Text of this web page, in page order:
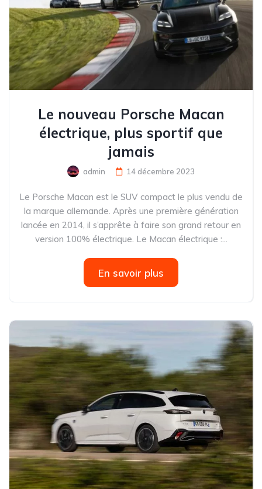
Le nouveau Porsche Macan
électrique, plus sportif que
jamais
admin 14 décembre 2023
Le Porsche Macan est le SUV compact le plus vendu de
la marque allemande. Après une première génération
lancée en 2014, il s’apprête à faire son grand retour en
version 100% électrique. Le Macan électrique :...
En savoir plus